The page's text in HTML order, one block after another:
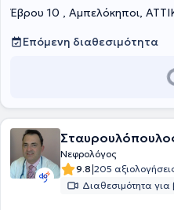
Έβρου 10 , Αμπελόκηποι,
Επόμενη διαθεσιμότητα
Νεφρολόγος
9.8|205
Διαθεσιμότητα για